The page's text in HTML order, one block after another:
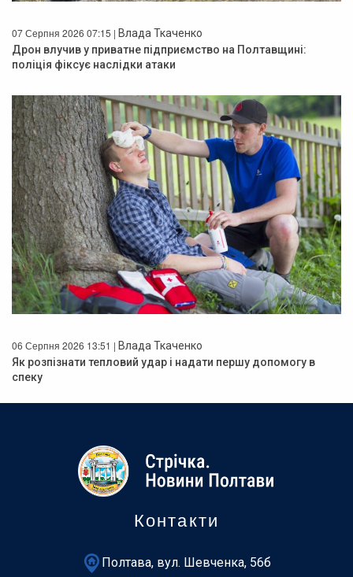
07 Серпня 2026 07:15 | Влада Ткаченко
Дрон влучив у приватне підприємство на Полтавщині:
поліція фіксує наслідки атаки
06 Серпня 2026 13:51 | Влада Ткаченко
Як розпізнати тепловий удар і надати першу допомогу в
спеку
Контакти
Полтава, вул. Шевченка, 56б